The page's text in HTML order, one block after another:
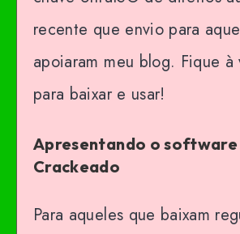
recente que envio para
apoiaram meu blog. Fique à
para baixar e usar!
Apresentando o software
Crackeado
Para aqueles que baixam